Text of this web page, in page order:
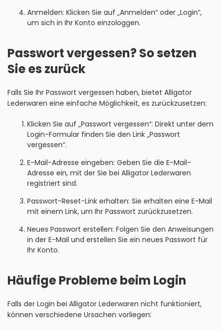
Anmelden: Klicken Sie auf „Anmelden“ oder „Login“,
um sich in Ihr Konto einzologgen.
Passwort vergessen? So setzen
Sie es zurück
Falls Sie Ihr Passwort vergessen haben, bietet Alligator
Lederwaren eine einfache Möglichkeit, es zurückzusetzen:
Klicken Sie auf „Passwort vergessen“: Direkt unter dem
Login-Formular finden Sie den Link „Passwort
vergessen“.
E-Mail-Adresse eingeben: Geben Sie die E-Mail-
Adresse ein, mit der Sie bei Alligator Lederwaren
registriert sind.
Passwort-Reset-Link erhalten: Sie erhalten eine E-Mail
mit einem Link, um Ihr Passwort zurückzusetzen.
Neues Passwort erstellen: Folgen Sie den Anweisungen
in der E-Mail und erstellen Sie ein neues Passwort für
Ihr Konto.
Häufige Probleme beim Login
Falls der Login bei Alligator Lederwaren nicht funktioniert,
können verschiedene Ursachen vorliegen: